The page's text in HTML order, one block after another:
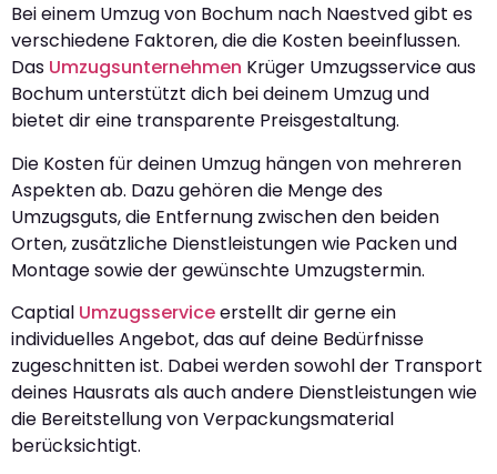
Bei einem Umzug von Bochum nach Naestved gibt es
verschiedene Faktoren, die die Kosten beeinflussen.
Das Umzugsunternehmen Krüger Umzugsservice aus
Bochum unterstützt dich bei deinem Umzug und
bietet dir eine transparente Preisgestaltung.
Die Kosten für deinen Umzug hängen von mehreren
Aspekten ab. Dazu gehören die Menge des
Umzugsguts, die Entfernung zwischen den beiden
Orten, zusätzliche Dienstleistungen wie Packen und
Montage sowie der gewünschte Umzugstermin.
Captial Umzugsserviceerstellt dir gerne ein
individuelles Angebot, das auf deine Bedürfnisse
zugeschnitten ist. Dabei werden sowohl der Transport
deines Hausrats als auch andere Dienstleistungen wie
die Bereitstellung von Verpackungsmaterial
berücksichtigt.